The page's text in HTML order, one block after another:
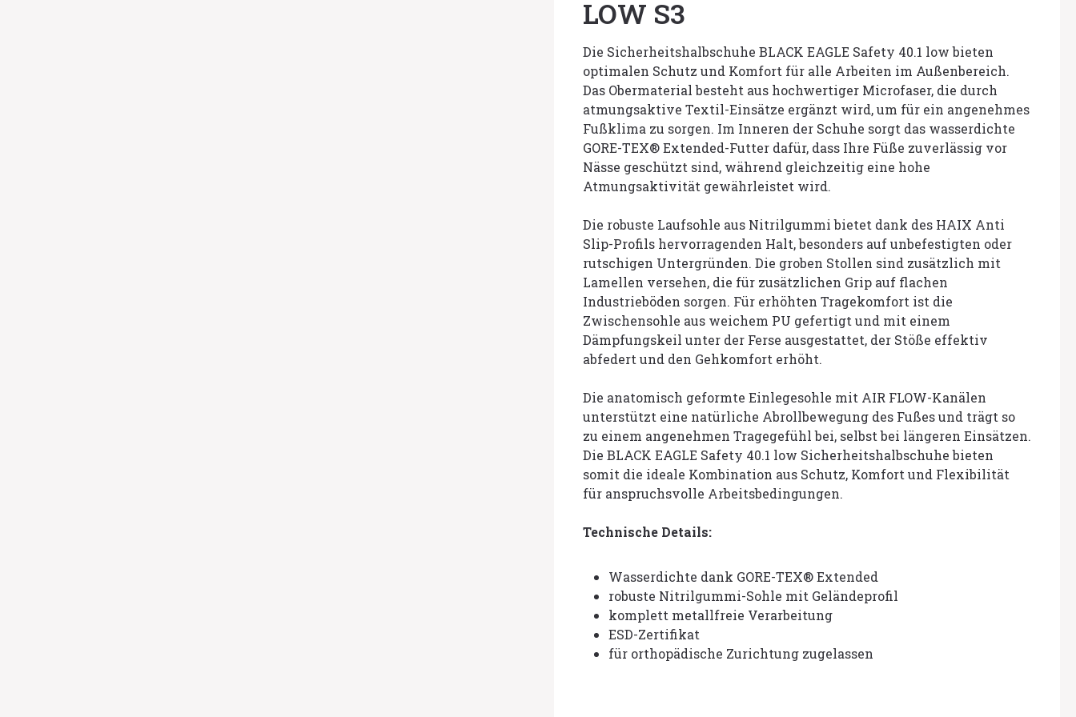
LOW S3
Die Sicherheitshalbschuhe BLACK EAGLE Safety 40.1 low bieten
optimalen Schutz und Komfort für alle Arbeiten im Außenbereich.
Das Obermaterial besteht aus hochwertiger Microfaser, die durch
atmungsaktive Textil-Einsätze ergänzt wird, um für ein angenehmes
Fußklima zu sorgen. Im Inneren der Schuhe sorgt das wasserdichte
GORE-TEX® Extended-Futter dafür, dass Ihre Füße zuverlässig vor
Nässe geschützt sind, während gleichzeitig eine hohe
Atmungsaktivität gewährleistet wird.
Die robuste Laufsohle aus Nitrilgummi bietet dank des HAIX Anti
Slip-Profils hervorragenden Halt, besonders auf unbefestigten oder
rutschigen Untergründen. Die groben Stollen sind zusätzlich mit
Lamellen versehen, die für zusätzlichen Grip auf flachen
Industrieböden sorgen. Für erhöhten Tragekomfort ist die
Zwischensohle aus weichem PU gefertigt und mit einem
Dämpfungskeil unter der Ferse ausgestattet, der Stöße effektiv
abfedert und den Gehkomfort erhöht.
Die anatomisch geformte Einlegesohle mit AIR FLOW-Kanälen
unterstützt eine natürliche Abrollbewegung des Fußes und trägt so
zu einem angenehmen Tragegefühl bei, selbst bei längeren Einsätzen.
Die BLACK EAGLE Safety 40.1 low Sicherheitshalbschuhe bieten
somit die ideale Kombination aus Schutz, Komfort und Flexibilität
für anspruchsvolle Arbeitsbedingungen.
Technische Details:
Wasserdichte dank GORE-TEX® Extended
robuste Nitrilgummi-Sohle mit Geländeprofil
komplett metallfreie Verarbeitung
ESD-Zertifikat
für orthopädische Zurichtung zugelassen